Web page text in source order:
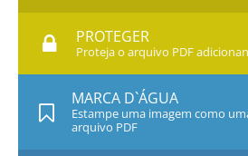
PROTEGER
Proteja o arquivo PDF
MARCA D`ÁGUA
Estampe uma imagem como
arquivo PDF